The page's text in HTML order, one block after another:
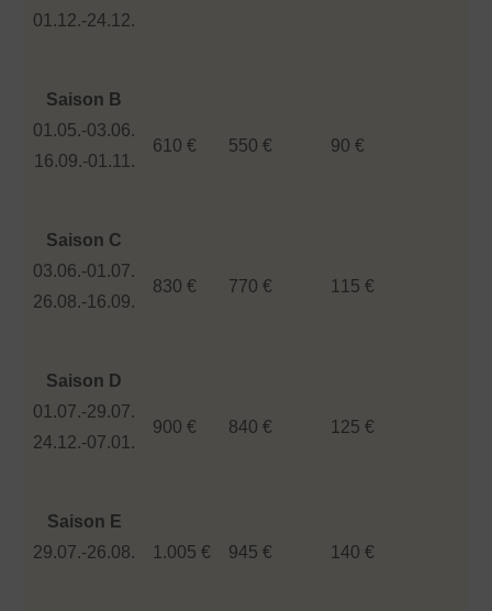
01.12.-24.12.
Saison B
01.05.-03.06.
16.09.-01.11.
610 € 550 € 90 €
Saison C
03.06.-01.07.
26.08.-16.09.
830 € 770 € 115 €
Saison D
01.07.-29.07.
24.12.-07.01.
900 € 840 € 125 €
Saison E
29.07.-26.08.
1.005 € 945 € 140 €